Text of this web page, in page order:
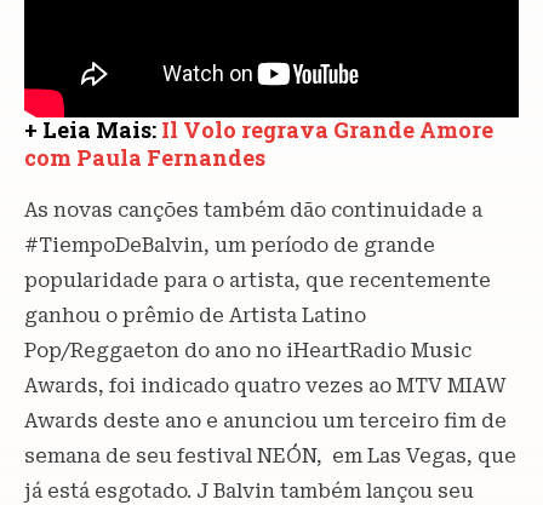
+ Leia Mais: Il Volo regrava Grande Amore
com Paula Fernandes
As novas canções também dão continuidade a
#TiempoDeBalvin, um período de grande
popularidade para o artista, que recentemente
ganhou o prêmio de Artista Latino
Pop/Reggaeton do ano no iHeartRadio Music
Awards, foi indicado quatro vezes ao MTV MIAW
Awards deste ano e anunciou um terceiro fim de
semana de seu festival NEÓN, em Las Vegas, que
já está esgotado. J Balvin também lançou seu